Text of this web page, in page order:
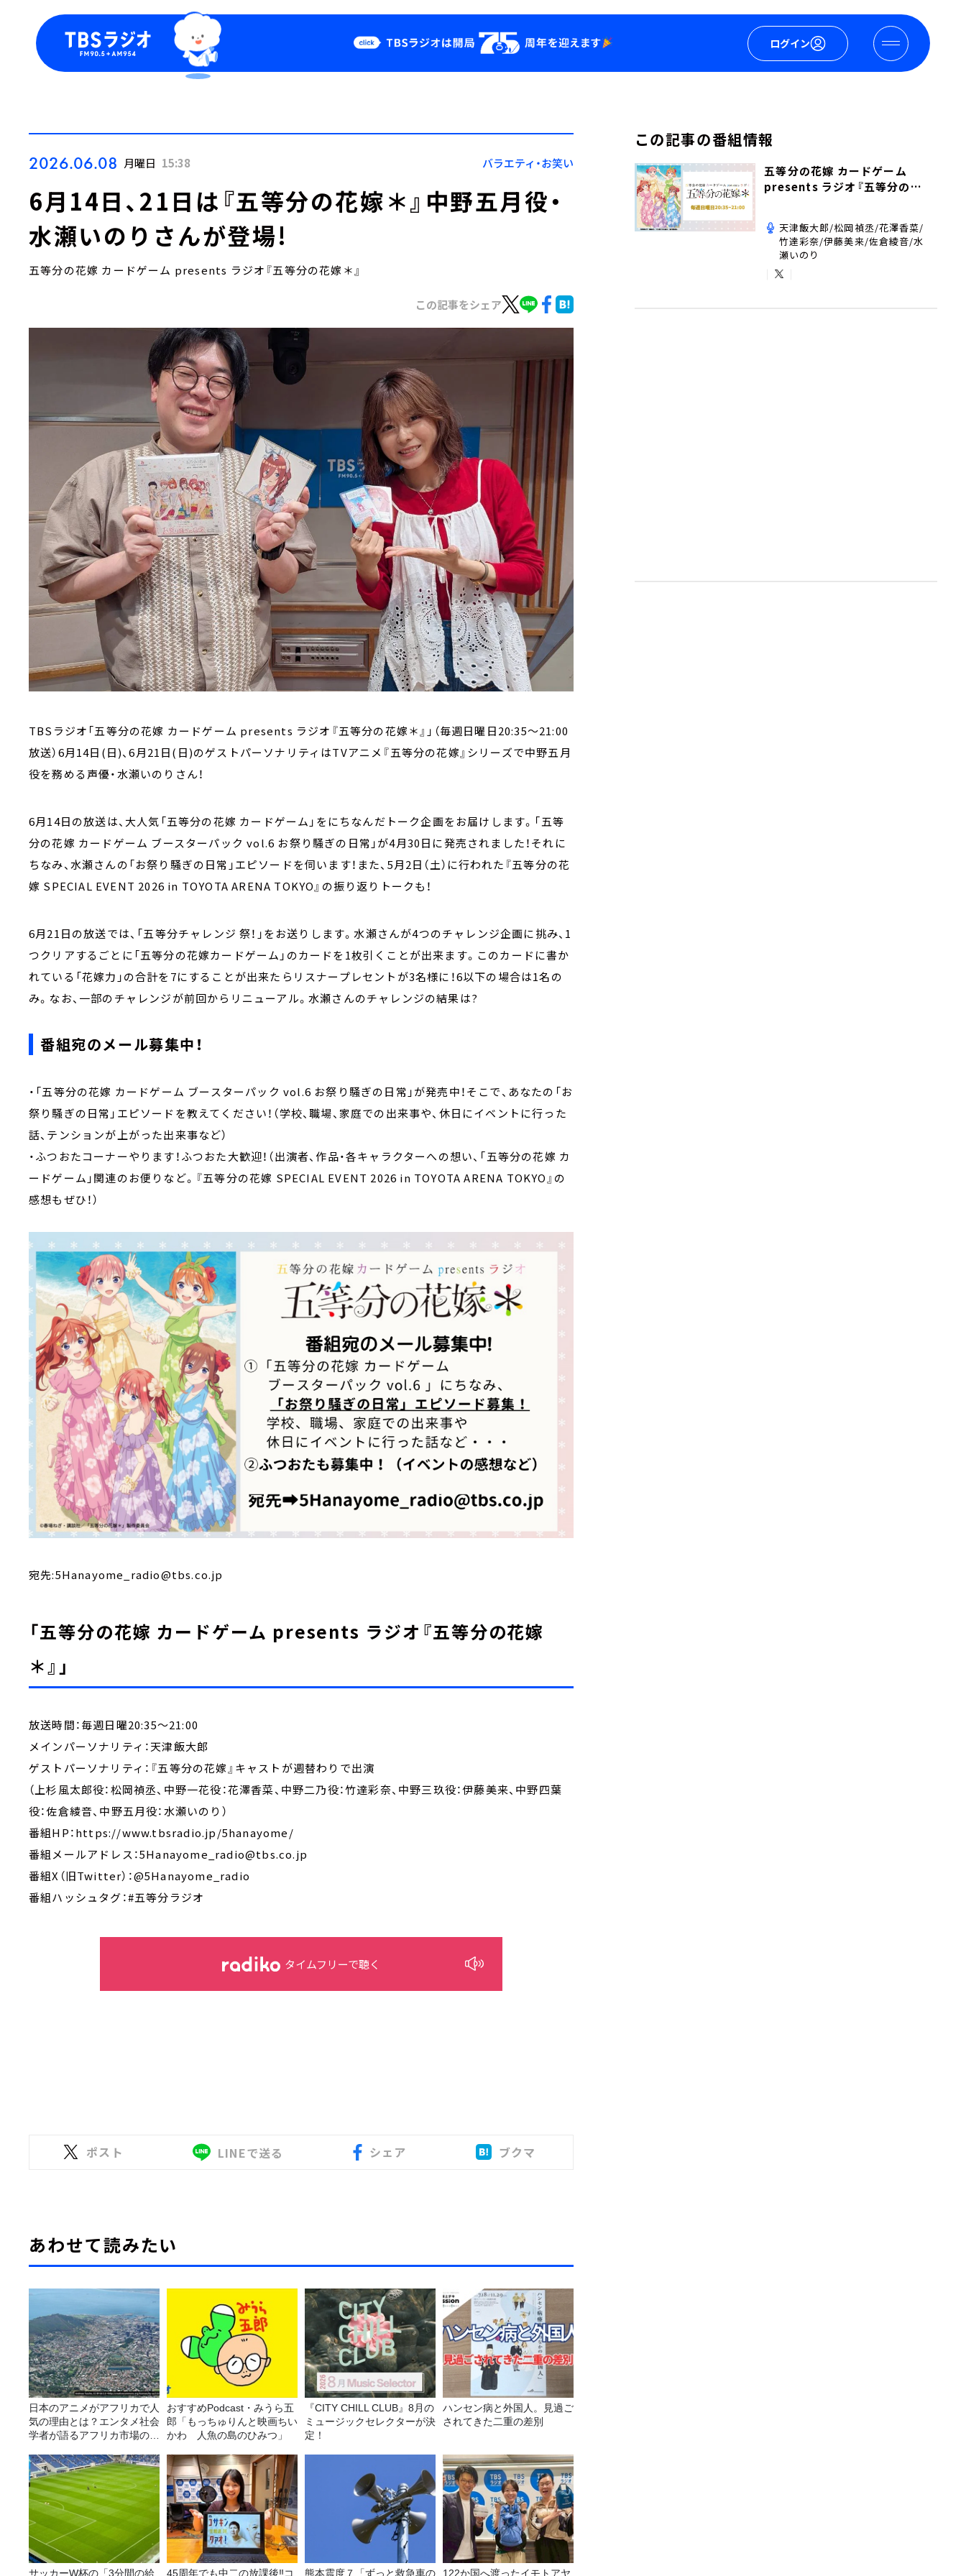
ログイン
Podcast
YouTube
会社情報
2026.06.08 月曜日 15:38 バラエティ・お笑い
6月14日、21日は『五等分の花嫁＊』中野五月役・
水瀬いのりさんが登場!
五等分の花嫁 カードゲーム presents ラジオ『五等分の花嫁＊』
この記事をシェア
TBSラジオ「五等分の花嫁 カードゲーム presents ラジオ『五等分の花嫁＊』」（毎週日曜日20:35～21:00
放送）6月14日(日)、6月21日(日)のゲストパーソナリティはTVアニメ『五等分の花嫁』シリーズで中野五月
役を務める声優・水瀬いのりさん！
6月14日の放送は、大人気「五等分の花嫁 カードゲーム」をにちなんだトーク企画をお届けします。「五等
分の花嫁 カードゲーム ブースターパック vol.6 お祭り騒ぎの日常」が4月30日に発売されました！それに
ちなみ、水瀬さんの「お祭り騒ぎの日常」エピソードを伺います！また、5月2日（土）に行われた『五等分の花
嫁 SPECIAL EVENT 2026 in TOYOTA ARENA TOKYO』の振り返りトークも！
6月21日の放送では、「五等分チャレンジ 祭！」をお送りします。水瀬さんが4つのチャレンジ企画に挑み、1
つクリアするごとに「五等分の花嫁カードゲーム」のカードを1枚引くことが出来ます。このカードに書か
れている「花嫁力」の合計を7にすることが出来たらリスナープレセントが3名様に！6以下の場合は1名の
み。なお、一部のチャレンジが前回からリニューアル。水瀬さんのチャレンジの結果は?
番組宛のメール募集中！
・「五等分の花嫁 カードゲーム ブースターパック vol.6 お祭り騒ぎの日常」が発売中！そこで、あなたの「お
祭り騒ぎの日常」エピソードを教えてください！（学校、職場、家庭での出来事や、休日にイベントに行った
話、テンションが上がった出来事など）
・ふつおたコーナーやります！ふつおた大歓迎！（出演者、作品・各キャラクターへの想い、「五等分の花嫁 カ
ードゲーム」関連のお便りなど。『五等分の花嫁 SPECIAL EVENT 2026 in TOYOTA ARENA TOKYO』の
感想もぜひ！）
宛先:5Hanayome_radio@tbs.co.jp
「五等分の花嫁 カードゲーム presents ラジオ『五等分の花嫁
＊』」
放送時間：毎週日曜20:35～21:00
メインパーソナリティ：天津飯大郎
ゲストパーソナリティ：『五等分の花嫁』キャストが週替わりで出演
（上杉風太郎役：松岡禎丞、中野一花役：花澤香菜、中野二乃役：竹達彩奈、中野三玖役：伊藤美来、中野四葉
役：佐倉綾音、中野五月役：水瀬いのり）
番組HP：https://www.tbsradio.jp/5hanayome/
番組メールアドレス：5Hanayome_radio@tbs.co.jp
番組X（旧Twitter）：@5Hanayome_radio
番組ハッシュタグ：#五等分ラジオ
タイムフリーで聴く
ポスト LINEで送る シェア ブクマ
あわせて読みたい
日本のアニメがアフリカで人
気の理由とは？エンタメ社会
学者が語るアフリカ市場のリ
おすすめPodcast・みうら五
郎「もっちゅりんと映画ちい
かわ 人魚の島のひみつ」
『CITY CHILL CLUB』8月の
ミュージックセレクターが決
定！
ハンセン病と外国人。見過ご
されてきた二重の差別
サッカーW杯の「3分間の給 45周年でも中二の放課後‼コ 熊本震度７「ずっと救急車の 122か国へ渡ったイモトアヤ
この記事の番組情報
五等分の花嫁 カードゲーム
presents ラジオ『五等分の花
天津飯大郎/松岡禎丞/花澤香菜/
竹達彩奈/伊藤美来/佐倉綾音/水
瀬いのり